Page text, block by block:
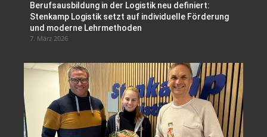
Berufsausbildung in der Logistik neu definiert:
Stenkamp Logistik setzt auf individuelle Förderung
und moderne Lehrmethoden
7. März 2026